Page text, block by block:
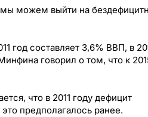
можем выйти на
год составляет 3,6% ВВП, в
говорил о том, что к
что в 2011 году дефицит
предполагалось ранее.